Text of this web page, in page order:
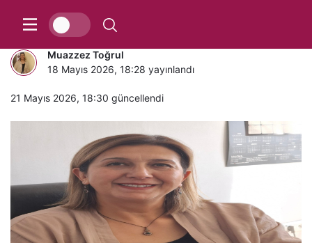
YARAYI KAŞIYANLAR
Muazzez Toğrul
18 Mayıs 2026, 18:28 yayınlandı
21 Mayıs 2026, 18:30 güncellendi